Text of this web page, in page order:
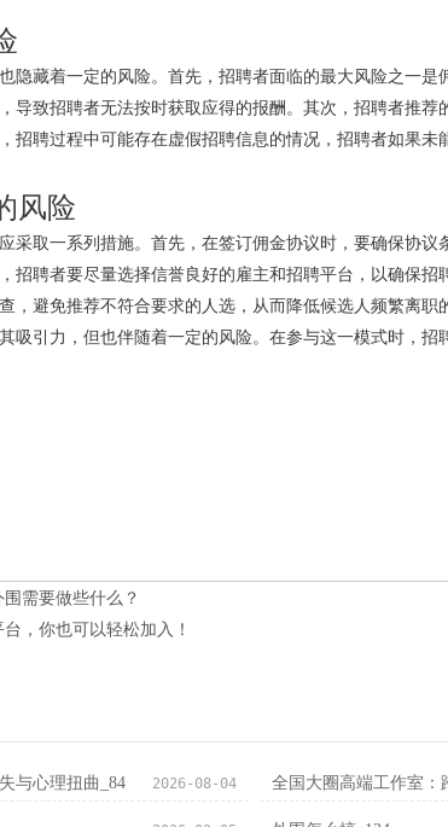
隐藏着一定的风险。首先，招聘者面临的最大风险之一
导致招聘者无法按时获取应得的报酬。其次，招聘者推
招聘过程中可能存在虚假招聘信息的情况，招聘者如果未
风险
采取一系列措施。首先，在签订佣金协议时，要确保协
招聘者要尽量选择信誉良好的雇主和招聘平台，以确保
，避免推荐不符合要求的人选，从而降低候选人频繁离职
吸引力，但也伴随着一定的风险。在参与这一模式时，
需要做些什么？
，你也可以轻松加入！
与心理扭曲_84 2026-08-04 全国大圈高端工作室‌：